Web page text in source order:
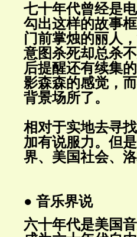
七十年代曾经是
勾出这样的故事
门前掌烛的丽人
意图杀死却总杀
后提醒还有续集
影森森的感觉，
背景场所了。
相对于实地去寻
加有说服力。但
界、美国社会、
● 音乐界说
六十年代是美国